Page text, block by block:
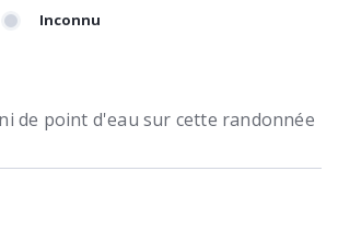
Inconnu
de point d'eau sur cette randonnée